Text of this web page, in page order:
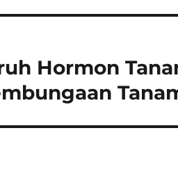
Hormon